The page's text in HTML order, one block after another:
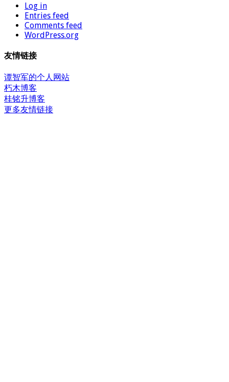
Log in
Entries feed
Comments feed
WordPress.org
友情链接
谭智军的个人网站
朽木博客
桂铭升博客
更多友情链接